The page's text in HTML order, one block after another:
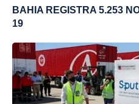
BAHIA REGISTRA 5.253
19